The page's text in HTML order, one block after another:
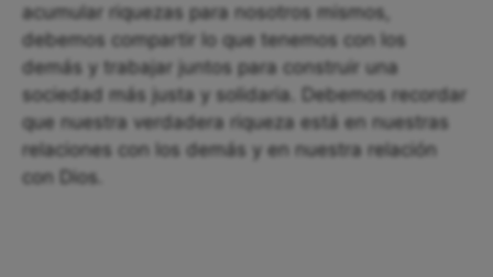
acumular riquezas para nosotros mismos,
debemos compartir lo que tenemos con los
demás y trabajar juntos para construir una
sociedad más justa y solidaria. Debemos recordar
que nuestra verdadera riqueza está en nuestras
relaciones con los demás y en nuestra relación
con Dios.